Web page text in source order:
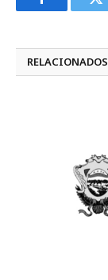
Facebook
RELACIONADOS